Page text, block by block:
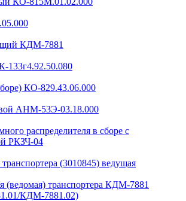
КДМ-7881
133г4.92.50.080
КО-829.43.06.000
AHМ-53Э-03.18.000
распределителя в сборе с
РКЗЧ-04
(3010845) ведущая
(ведомая) транспортера КДМ-7881
КДМ-7881.02)